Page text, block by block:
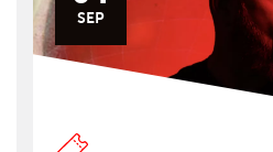
SEP